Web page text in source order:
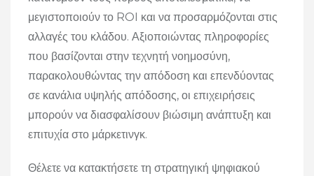
μεγιστοποιούν το ROI και να προσαρμόζονται στις
αλλαγές του κλάδου. Αξιοποιώντας πληροφορίες
που βασίζονται στην τεχνητή νοημοσύνη,
παρακολουθώντας την απόδοση και επενδύοντας
σε κανάλια υψηλής απόδοσης, οι επιχειρήσεις
μπορούν να διασφαλίσουν βιώσιμη ανάπτυξη και
επιτυχία στο μάρκετινγκ.
Θέλετε να κατακτήσετε τη στρατηγική ψηφιακού